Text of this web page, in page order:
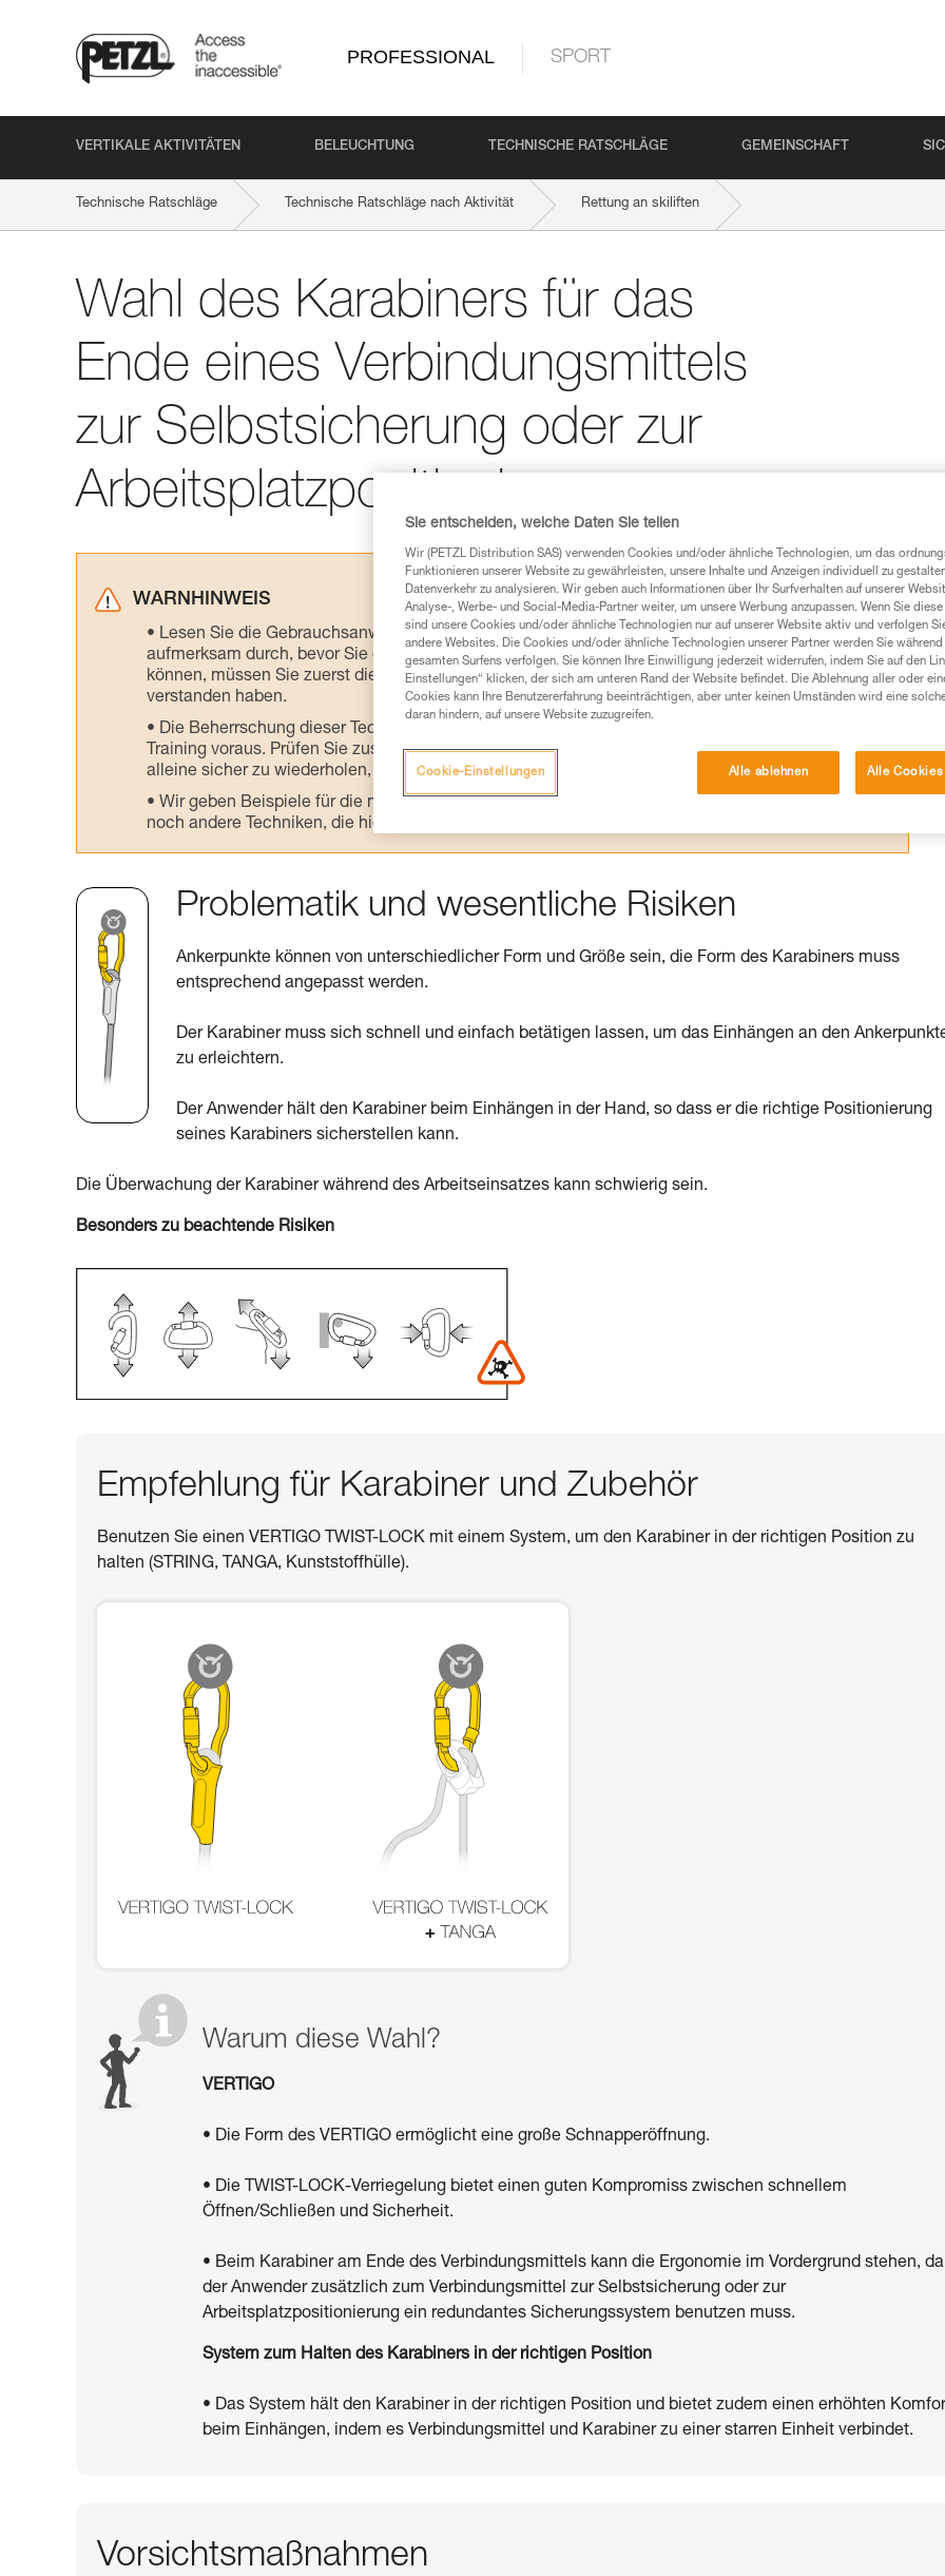
PROFESSIONAL SPORT
VERTIKALE AKTIVITÄTEN BELEUCHTUNG TECHNISCHE RATSCHLÄGE GEMEINSCHAFT
Technische Ratschläge Technische Ratschläge nach Aktivität Rettung an skiliften
Wahl des Karabiners für das
Ende eines Verbindungsmittels
zur Selbstsicherung oder zur
Arbeitsplatzpositionierung
WARNHINWEIS
Lesen Sie die Gebrauchsanweisungen der Produkte, um die es in diesem Tech Tipp geht,
aufmerksam durch, bevor Sie diesen zu Rate ziehen. Um diese Zusatzinformationen verstehen zu
können, müssen Sie zuerst die in der Gebrauchsanweisung enthaltenen Informationen richtig
verstanden haben.
Die Beherrschung dieser Techniken setzt eine entsprechende Ausbildung und ein spezielles
Training voraus. Prüfen Sie zusammen mit einem Profi, ob Sie in der Lage sind, den Vorgang
alleine sicher zu wiederholen, bevor Sie ihn eigenständig durchführen.
Wir geben Beispiele für die mit Ihrer Aktivität verbundenen Techniken. Möglicherweise gibt es
noch andere Techniken, die hier nicht beschrieben werden.
Problematik und wesentliche Risiken
Ankerpunkte können von unterschiedlicher Form und Größe sein, die Form des Karabiners muss
entsprechend angepasst werden.
Der Karabiner muss sich schnell und einfach betätigen lassen, um das Einhängen an den
zu erleichtern.
Der Anwender hält den Karabiner beim Einhängen in der Hand, so dass er die richtige Positionierung
seines Karabiners sicherstellen kann.
Die Überwachung der Karabiner während des Arbeitseinsatzes kann schwierig sein.
Besonders zu beachtende Risiken
Empfehlung für Karabiner und Zubehör
Benutzen Sie einen VERTIGO TWIST-LOCK mit einem System, um den Karabiner in der richtigen Position zu
halten (STRING, TANGA, Kunststoffhülle).
Warum diese Wahl?
VERTIGO
• Die Form des VERTIGO ermöglicht eine große Schnapperöffnung.
• Die TWIST-LOCK-Verriegelung bietet einen guten Kompromiss zwischen schnellem
Öffnen/Schließen und Sicherheit.
• Beim Karabiner am Ende des Verbindungsmittels kann die Ergonomie im Vordergrund stehen, da
der Anwender zusätzlich zum Verbindungsmittel zur Selbstsicherung oder zur
Arbeitsplatzpositionierung ein redundantes Sicherungssystem benutzen muss.
System zum Halten des Karabiners in der richtigen Position
• Das System hält den Karabiner in der richtigen Position und bietet zudem einen erhöhten
beim Einhängen, indem es Verbindungsmittel und Karabiner zu einer starren Einheit verbindet.
Vorsichtsmaßnahmen
Sie entscheiden, welche Daten Sie teilen
Wir (PETZL Distribution SAS) verwenden Cookies und/oder ähnliche Technologien, um das
Funktionieren unserer Website zu gewährleisten, unsere Inhalte und Anzeigen individuell zu
Datenverkehr zu analysieren. Wir geben auch Informationen über Ihr Surfverhalten auf unserer
Analyse-, Werbe- und Social-Media-Partner weiter, um unsere Werbung anzupassen. Wenn Sie
sind unsere Cookies und/oder ähnliche Technologien nur auf unserer Website aktiv und verfolgen
andere Websites. Die Cookies und/oder ähnliche Technologien unserer Partner werden Sie während
gesamten Surfens verfolgen. Sie können Ihre Einwilligung jederzeit widerrufen, indem Sie auf den
Einstellungen“ klicken, der sich am unteren Rand der Website befindet. Die Ablehnung aller oder
Cookies kann Ihre Benutzererfahrung beeinträchtigen, aber unter keinen Umständen wird eine
daran hindern, auf unsere Website zuzugreifen.
Alle ablehnen Alle
Cookie-Einstellungen